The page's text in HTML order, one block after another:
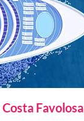
Costa Favolosa